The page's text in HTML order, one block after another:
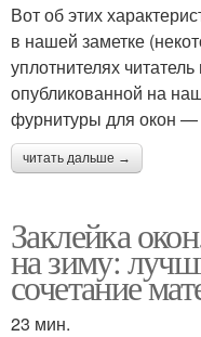
Вот об этих
в нашей заметке
уплотнителях
опубликованной на
фурнитуры для окон —
читать дальше →
Заклейка
на зиму:
сочетание
23 мин.